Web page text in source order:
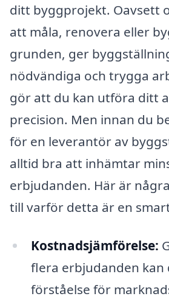
ditt byggprojekt. Oavsett
att måla, renovera eller
grunden, ger
nödvändiga och trygga
gör att du kan utföra ditt
precision. Men innan du
för en leverantör av
alltid bra att inhämtar
erbjudanden. Här är
till varför detta är en
Kostnadsjämförelse:
flera erbjudanden kan
förståelse för